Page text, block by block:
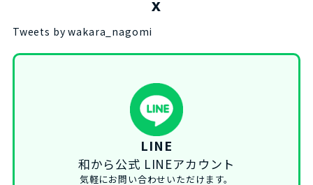
X
Tweets by wakara_nagomi
LINE
和から公式 LINEアカウント
気軽にお問い合わせいただけます。